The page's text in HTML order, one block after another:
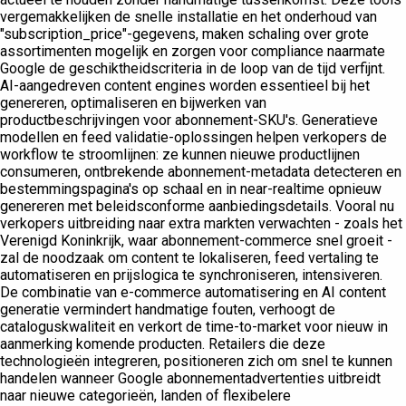
vergemakkelijken de snelle installatie en het onderhoud van
"subscription_price"-gegevens, maken schaling over grote
assortimenten mogelijk en zorgen voor compliance naarmate
Google de geschiktheidscriteria in de loop van de tijd verfijnt.
AI-aangedreven content engines worden essentieel bij het
genereren, optimaliseren en bijwerken van
productbeschrijvingen voor abonnement-SKU's. Generatieve
modellen en feed validatie-oplossingen helpen verkopers de
workflow te stroomlijnen: ze kunnen nieuwe productlijnen
consumeren, ontbrekende abonnement-metadata detecteren en
bestemmingspagina's op schaal en in near-realtime opnieuw
genereren met beleidsconforme aanbiedingsdetails. Vooral nu
verkopers uitbreiding naar extra markten verwachten - zoals het
Verenigd Koninkrijk, waar abonnement-commerce snel groeit -
zal de noodzaak om content te lokaliseren, feed vertaling te
automatiseren en prijslogica te synchroniseren, intensiveren.
De combinatie van e-commerce automatisering en AI content
generatie vermindert handmatige fouten, verhoogt de
cataloguskwaliteit en verkort de time-to-market voor nieuw in
aanmerking komende producten. Retailers die deze
technologieën integreren, positioneren zich om snel te kunnen
handelen wanneer Google abonnementadvertenties uitbreidt
naar nieuwe categorieën, landen of flexibelere